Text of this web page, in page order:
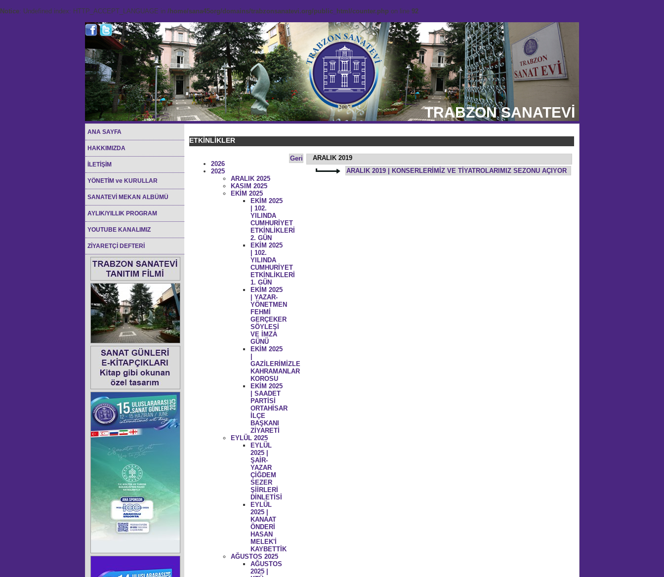
Notice: Undefined index: HTTP_ACCEPT_LANGUAGE in /home/sana45org/domains/trabzonsanatevi.org/public_html/counter.php on line 92
TRABZON SANATEVİ
ANA SAYFA
HAKKIMIZDA
İLETİŞİM
YÖNETİM ve KURULLAR
SANATEVİ MEKAN ALBÜMÜ
AYLIK/YILLIK PROGRAM
YOUTUBE KANALIMIZ
ZİYARETÇİ DEFTERİ
ETKİNLİKLER
Geri
ARALIK 2019
ARALIK 2019 | KONSERLERİMİZ VE TİYATROLARIMIZ SEZONU AÇIYOR
2026
2025
ARALIK 2025
KASIM 2025
EKİM 2025
EKİM 2025
| 102.
YILINDA
CUMHURİYET
ETKİNLİKLERİ
2. GÜN
EKİM 2025
| 102.
YILINDA
CUMHURİYET
ETKİNLİKLERİ
1. GÜN
EKİM 2025
| YAZAR-
YÖNETMEN
FEHMİ
GERÇEKER
SÖYLEŞİ
VE İMZA
GÜNÜ
EKİM 2025
GAZİLERİMİZLE
KAHRAMANLAR
KOROSU
EKİM 2025
| SAADET
PARTİSİ
ORTAHİSAR
İLÇE
BAŞKANI
ZİYARETİ
EYLÜL 2025
EYLÜL
2025 |
ŞAİR-
YAZAR
ÇİĞDEM
SEZER
ŞİİRLERİ
DİNLETİSİ
EYLÜL
2025 |
KANAAT
ÖNDERİ
HASAN
MELEK'İ
KAYBETTİK
AĞUSTOS 2025
AĞUSTOS
2025 |